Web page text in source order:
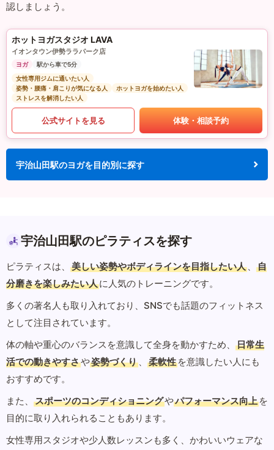
認しましょう。
ホットヨガスタジオ LAVA
イオンタウン伊勢ララパーク店
ヨガ
駅から車で5分
女性専用ジムに通いたい人
姿勢・腰痛・肩こりが気になる人
ホットヨガを始めたい人
ストレスを解消したい人
公式サイトを見る 体験・相談予約
宇治山田駅のヨガを目的別に探す
宇治山田駅のピラティスを探す
ピラティスは、 美しい姿勢やボディラインを目指したい人 、
自
分磨きを楽しみたい人に人気のトレーニングです。
多くの著名人も取り入れており、SNSでも話題のフィットネス
として注目されています。
体の軸や重心のバランスを意識して全身を動かすため、
日常生
活での動きやすさや姿勢づくり 、 柔軟性 を意識したい人にも
おすすめです。
また、
スポーツのコンディショニングやパフォーマンス向上 を
目的に取り入れられることもあります。
女性専用スタジオや少人数レッスンも多く、かわいいウェアな